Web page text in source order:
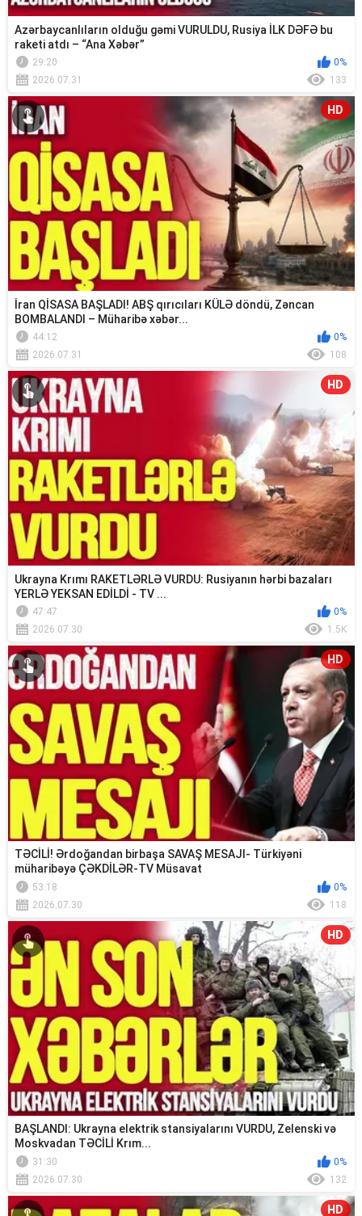
Azərbaycanlıların olduğu gəmi VURULDU, Rusiya İLK DƏFƏ bu
raketi atdı – “Ana Xəbər”
29:20
0%
2026.07.31
133
HD
İran QİSASA BAŞLADI! ABŞ qırıcıları KÜLƏ döndü, Zəncan
BOMBALANDI – Müharibə xəbər...
44:12
0%
2026.07.31
108
HD
Ukrayna Krımı RAKETLƏRLƏ VURDU: Rusiyanın hərbi bazaları
YERLƏ YEKSAN EDİLDİ - TV ...
47:47
0%
2026.07.30
1.5K
HD
TƏCİLİ! Ərdoğandan birbaşa SAVAŞ MESAJI- Türkiyəni
müharibəyə ÇƏKDİLƏR-TV Müsavat
53:18
0%
2026.07.30
118
HD
BAŞLANDI: Ukrayna elektrik stansiyalarını VURDU, Zelenski və
Moskvadan TƏCİLİ Krım...
31:30
0%
2026.07.30
132
HD